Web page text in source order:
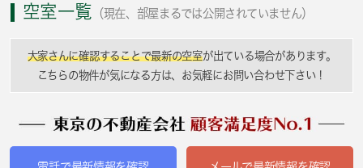
空室一覧 （現在、部屋まるでは公開されていません）
大家さんに確認することで最新の空室が出ている場合があります。
こちらの物件が気になる方は、お気軽にお問い合わせ下さい！